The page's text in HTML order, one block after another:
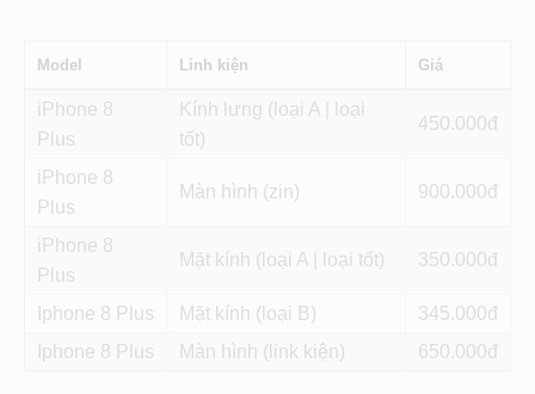
Model Linh kiện Giá
iPhone 8
Plus
Kính lưng (loại A | loại
tốt)
450
iPhone 8
Plus
Màn hình (zin) 900
iPhone 8
Plus
Mặt kính (loại A | loại tốt) 350
Iphone 8 Plus Mặt kính (loại B)
345
Iphone 8 Plus
Màn hình (link kiện) 650